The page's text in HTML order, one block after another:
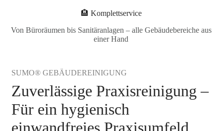
🏨 Komplettservice
Von Büroräumen bis Sanitäranlagen – alle Gebäudebereiche aus
einer Hand
SUMO® GEBÄUDEREINIGUNG
Zuverlässige Praxisreinigung –
Für ein hygienisch